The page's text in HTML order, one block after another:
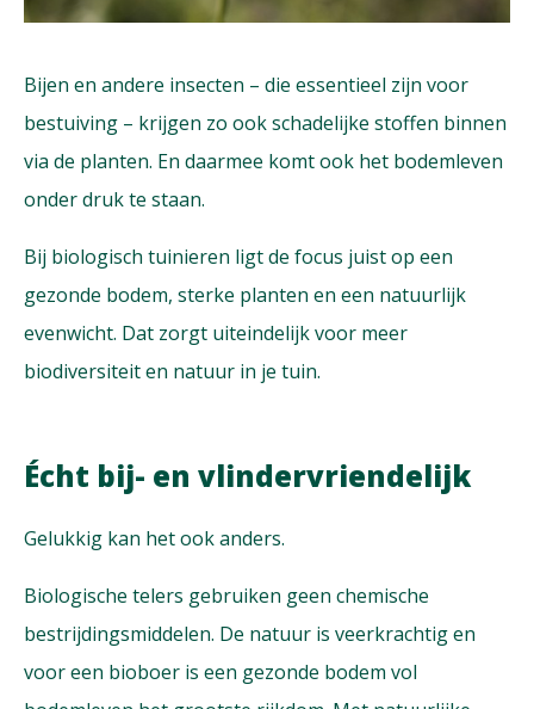
Bijen en andere insecten – die essentieel zijn voor
bestuiving – krijgen zo ook schadelijke stoffen binnen
via de planten. En daarmee komt ook het bodemleven
onder druk te staan.
Bij biologisch tuinieren ligt de focus juist op een
gezonde bodem, sterke planten en een natuurlijk
evenwicht. Dat zorgt uiteindelijk voor meer
biodiversiteit en natuur in je tuin.
Écht bij- en vlindervriendelijk
Gelukkig kan het ook anders.
Biologische telers gebruiken geen chemische
bestrijdingsmiddelen. De natuur is veerkrachtig en
voor een bioboer is een gezonde bodem vol